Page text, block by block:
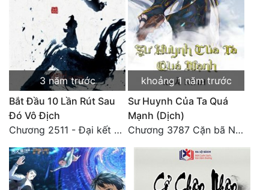
3 năm trước
Bắt Đầu 10 Lần Rút Sau
Đó Vô Địch
Chương 2511 - Đại kết cục, Phiên ngoại thiên: Chư thiên quy nhất giới, vĩnh hằng thế giới. Hết!
khoảng 1 năm trước
Sư Huynh Của Ta Quá
Mạnh (Dịch)
Chương 3787 Cặn bã Nam Thiên Đạo